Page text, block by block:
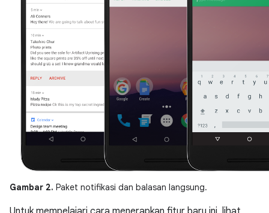
Gambar 2. Paket notifikasi dan balasan langsung.